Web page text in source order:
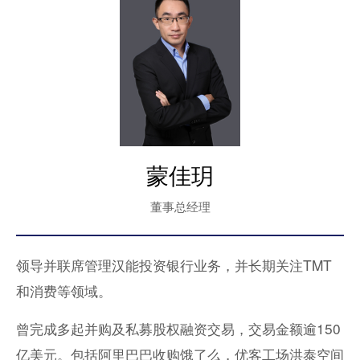
蒙佳玥
董事总经理
领导并联席管理汉能投资银行业务，并长期关注TMT
和消费等领域。
曾完成多起并购及私募股权融资交易，交易金额逾150
亿美元。包括阿里巴巴收购饿了么，优客工场洪泰空间